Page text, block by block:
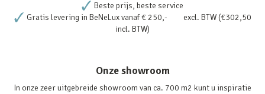
Beste prijs, beste service
Gratis levering in BeNeLux vanaf € 250,- excl. BTW (€302,50
incl. BTW)
Onze showroom
In onze zeer uitgebreide showroom van ca. 700 m2 kunt u inspiratie